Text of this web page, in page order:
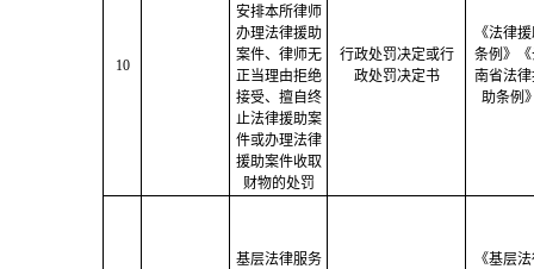
10
安排本所律师
办理法律援助
案件、律师无
正当理由拒绝
接受、擅自终
止法律援助案
件或办理法律
援助案件收取
财物的处罚
行政处罚决定或行
政处罚决定书
《法律
条例》《
南省法律
助条例
基层法律服务
《基层